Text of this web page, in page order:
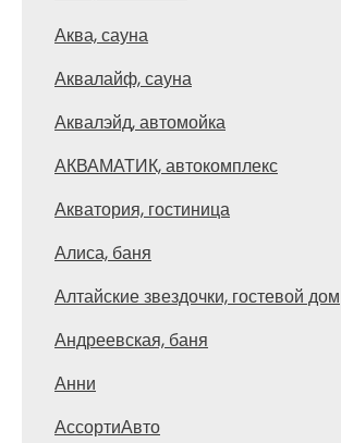
Аква, сауна
Аквалайф, сауна
Аквалэйд, автомойка
АКВАМАТИК, автокомплекс
Акватория, гостиница
Алиса, баня
Алтайские звездочки, гостевой дом
Андреевская, баня
Анни
АссортиАвто